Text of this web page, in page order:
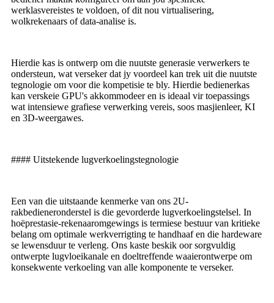
werklasvereistes te voldoen, of dit nou virtualisering,
wolkrekenaars of data-analise is.
Hierdie kas is ontwerp om die nuutste generasie verwerkers te
ondersteun, wat verseker dat jy voordeel kan trek uit die nuutste
tegnologie om voor die kompetisie te bly. Hierdie bedienerkas
kan verskeie GPU's akkommodeer en is ideaal vir toepassings
wat intensiewe grafiese verwerking vereis, soos masjienleer, KI
en 3D-weergawes.
#### Uitstekende lugverkoelingstegnologie
Een van die uitstaande kenmerke van ons 2U-
rakbedieneronderstel is die gevorderde lugverkoelingstelsel. In
hoëprestasie-rekenaaromgewings is termiese bestuur van kritieke
belang om optimale werkverrigting te handhaaf en die hardeware
se lewensduur te verleng. Ons kaste beskik oor sorgvuldig
ontwerpte lugvloeikanale en doeltreffende waaierontwerpe om
konsekwente verkoeling van alle komponente te verseker.